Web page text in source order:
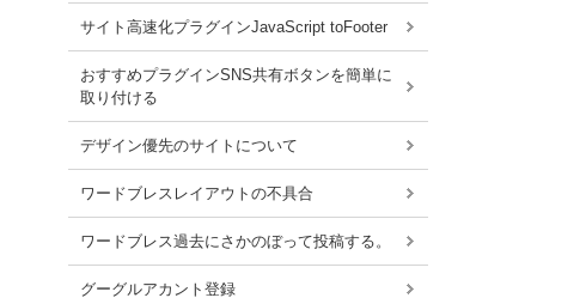
サイト高速化プラグインJavaScript toFooter
おすすめプラグインSNS共有ボタンを簡単に
取り付ける
デザイン優先のサイトについて
ワードブレスレイアウトの不具合
ワードブレス過去にさかのぼって投稿する。
グーグルアカント登録